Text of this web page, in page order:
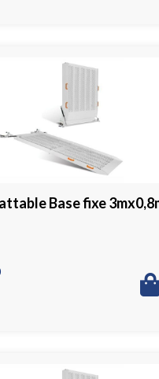
Base fixe